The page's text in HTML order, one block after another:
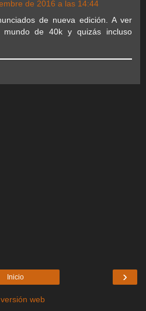
de 2016 a las 14:44
de nueva edición. A ver
de 40k y quizás incluso
›
Inicio
web